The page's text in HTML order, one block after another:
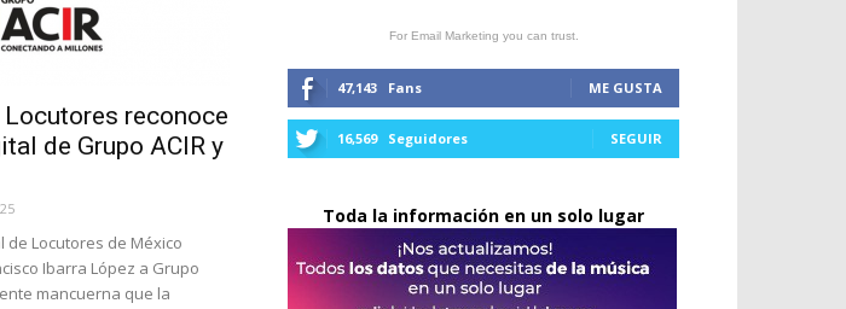
reconoce
de Grupo ACIR y
de Locutores de México
Ibarra López a Grupo
mancuerna que la
For Email Marketing you can trust.
47,143 Fans ME GUSTA
16,569 Seguidores SEGUIR
Toda la información en un solo lugar